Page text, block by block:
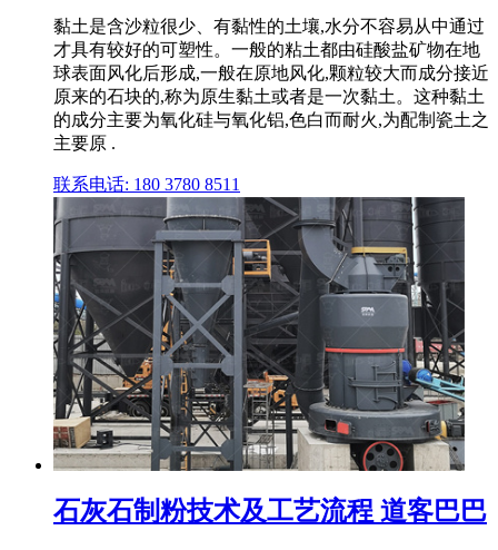
黏土是含沙粒很少、有黏性的土壤,水分不容易从中通过
才具有较好的可塑性。一般的粘土都由硅酸盐矿物在地
球表面风化后形成,一般在原地风化,颗粒较大而成分接近
原来的石块的,称为原生黏土或者是一次黏土。这种黏土
的成分主要为氧化硅与氧化铝,色白而耐火,为配制瓷土之
主要原 .
联系电话: 180 3780 8511
石灰石制粉技术及工艺流程 道客巴巴